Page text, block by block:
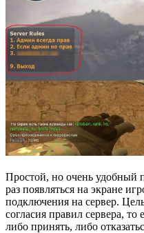
Простой, но очень удобный
раз появляться на экране
подключения на сервер.
согласия правил сервера, то
либо принять, либо